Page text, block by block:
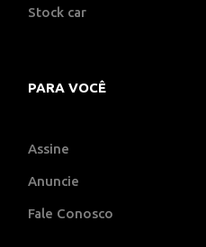
Stock car
PARA VOCÊ
Assine
Anuncie
Fale Conosco